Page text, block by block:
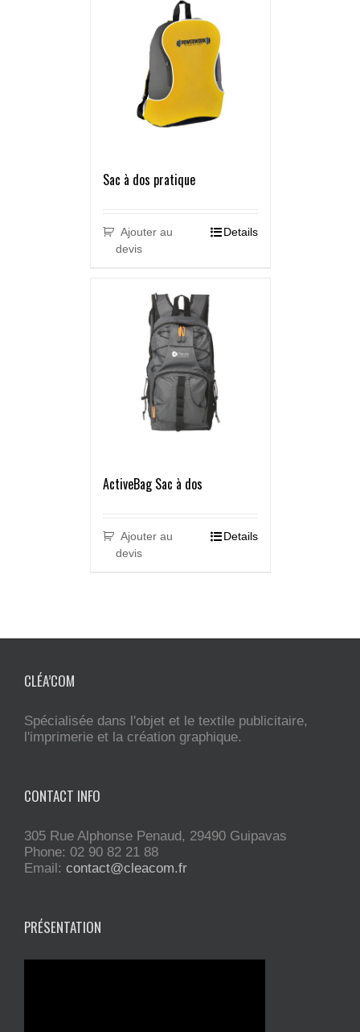
Sac à dos pratique
Ajouter au
devis
Details
ActiveBag Sac à dos
Ajouter au
devis
Details
CLÉA’COM
Spécialisée dans l'objet et le textile publicitaire,
l'imprimerie et la création graphique.
CONTACT INFO
305 Rue Alphonse Penaud, 29490 Guipavas
Phone: 02 90 82 21 88
Email: contact@cleacom.fr
PRÉSENTATION